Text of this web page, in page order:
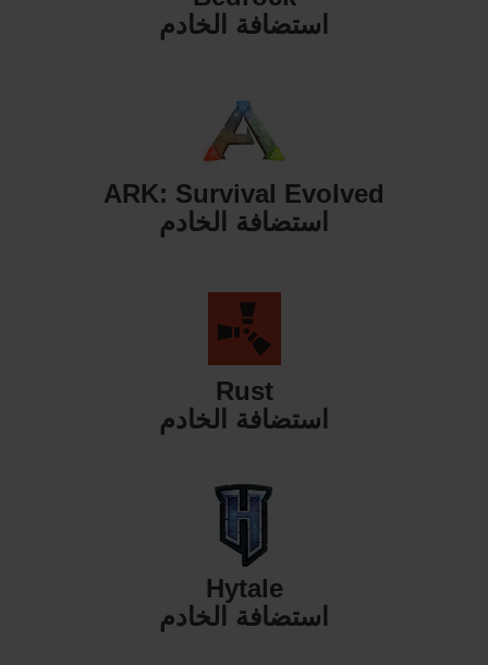
استضافة الخادم
ARK: Survival Evolved
استضافة الخادم
Rust
استضافة الخادم
Hytale
استضافة الخادم